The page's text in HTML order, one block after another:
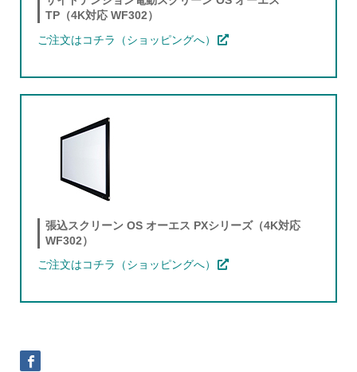
TP（4K対応 WF302）
ご注文はコチラ（ショッピングへ）
張込スクリーン OS オーエス PXシリーズ（4K対応
WF302）
ご注文はコチラ（ショッピングへ）